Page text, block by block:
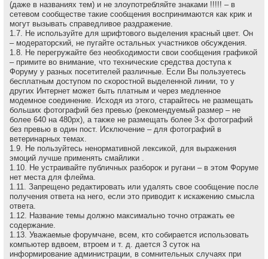
(даже в названиях тем) и не злоупотребляйте знаками !!!!! – в
сетевом сообществе такие сообщения воспринимаются как крик и
могут вызывать справедливое раздражение.
1.7. Не используйте для шрифтового выделения красный цвет. Он
– модераторский, не пугайте остальных участников обсуждения.
1.8. Не перегружайте без необходимости свои сообщения графикой
– примите во внимание, что технические средства доступа к
Форуму у разных посетителей различные. Если Вы пользуетесь
бесплатным доступом по скоростной выделенной линии, то у
других Интернет может быть платным и через медленное
модемное соединение. Исходя из этого, старайтесь не размещать
больших фотографий без превью (рекомендуемый размер – не
более 640 на 480рх), а также не размещать более 3-х фотографий
без превью в один пост. Исключение – для фотографий в
ветеринарных темах.
1.9. Не пользуйтесь ненормативной лексикой, для выражения
эмоций лучше применять смайлики .
1.10. Не устраивайте публичных разборок и ругани – в этом Форуме
нет места для флейма.
1.11. Запрещено редактировать или удалять свое сообщение после
получения ответа на него, если это приводит к искажению смысла
ответа.
1.12. Название темы должно максимально точно отражать ее
содержание.
1.13. Уважаемые форумчане, всем, кто собирается использовать
компьютер вдвоем, втроем и т. д. дается 3 суток на
информирование администрации, в сомнительных случаях при